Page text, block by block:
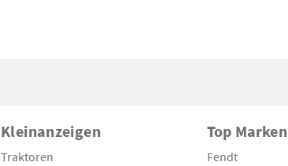
Kleinanzeigen
Traktoren
Top Marken
Fendt